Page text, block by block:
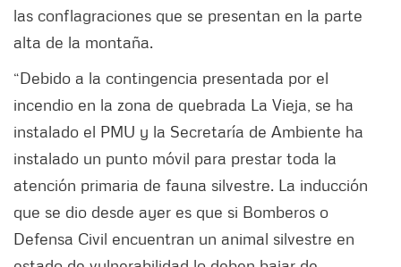
las conflagraciones que se presentan en la parte
alta de la montaña.
“Debido a la contingencia presentada por el
incendio en la zona de quebrada La Vieja, se ha
instalado el PMU y la Secretaría de Ambiente ha
instalado un punto móvil para prestar toda la
atención primaria de fauna silvestre. La inducción
que se dio desde ayer es que si Bomberos o
Defensa Civil encuentran un animal silvestre en